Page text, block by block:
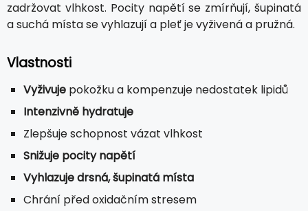
zadržovat vlhkost. Pocity napětí se zmírňují, šupinatá
a suchá místa se vyhlazují a pleť je vyživená a pružná.
Vlastnosti
Vyživuje pokožku a kompenzuje nedostatek lipidů
Intenzivně hydratuje
Zlepšuje schopnost vázat vlhkost
Snižuje pocity napětí
Vyhlazuje drsná, šupinatá místa
Chrání před oxidačním stresem